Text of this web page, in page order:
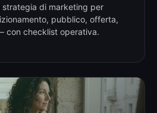
di marketing per
pubblico, offerta,
con checklist operativa.